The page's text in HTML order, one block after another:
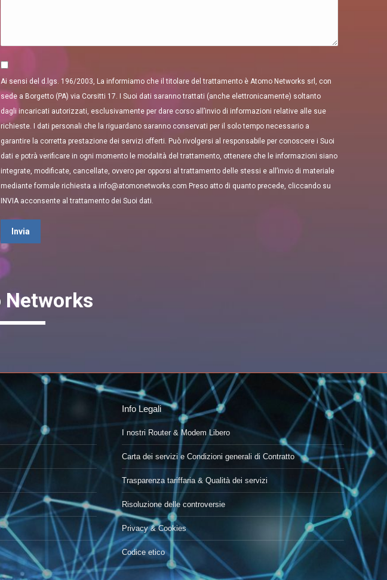
Ai sensi del d.lgs. 196/2003, La informiamo che il titolare del trattamento è Atomo Networks srl, con
sede a Borgetto (PA) via Corsitti 17. I Suoi dati saranno trattati (anche elettronicamente) soltanto
dagli incaricati autorizzati, esclusivamente per dare corso all’invio di informazioni relative alle sue
richieste. I dati personali che la riguardano saranno conservati per il solo tempo necessario a
garantire la corretta prestazione dei servizi offerti. Può rivolgersi al responsabile per conoscere i Suoi
dati e potrà verificare in ogni momento le modalità del trattamento, ottenere che le informazioni siano
integrate, modificate, cancellate, ovvero per opporsi al trattamento delle stessi e all’invio di materiale
mediante formale richiesta a info@atomonetworks.com Preso atto di quanto precede, cliccando su
INVIA acconsente al trattamento dei Suoi dati.
Invia
Networks
Info Legali
I nostri Router & Modem Libero
Carta dei servizi e Condizioni generali di Contratto
Trasparenza tariffaria & Qualità dei servizi
Risoluzione delle controversie
Privacy & Cookies
Codice etico